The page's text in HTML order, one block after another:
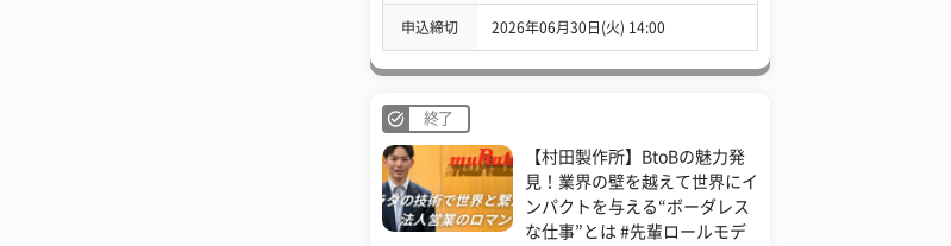
申込締切 2026年06月30日(火) 14:00
終了
【村田製作所】BtoBの魅力発
見！業界の壁を越えて世界にイ
ンパクトを与える“ボーダレス
な仕事”とは #先輩ロールモデ